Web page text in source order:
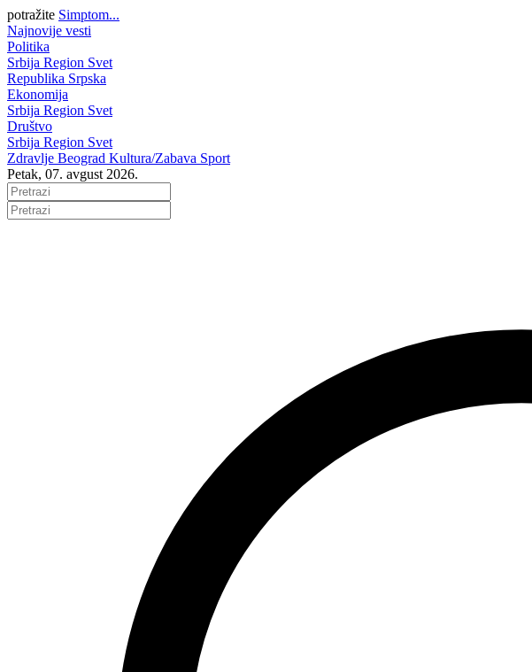
potražite Simptom...
Najnovije vesti
Politika
Srbija Region Svet
Republika Srpska
Ekonomija
Srbija Region Svet
Društvo
Srbija Region Svet
Zdravlje Beograd Kultura/Zabava Sport
Petak, 07. avgust 2026.